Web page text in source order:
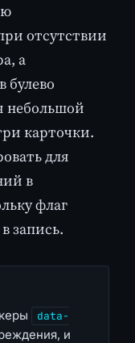
отсутствии
а
булево
небольшой
карточки.
для
в
флаг
запись.
data-
и